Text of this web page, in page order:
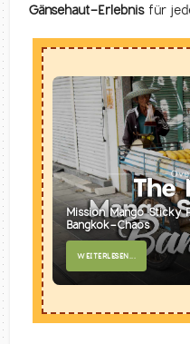
Gänsehaut-Erlebnisfür
Mission Mango Sticky
Bangkok-Chaos
WEITERLESEN...